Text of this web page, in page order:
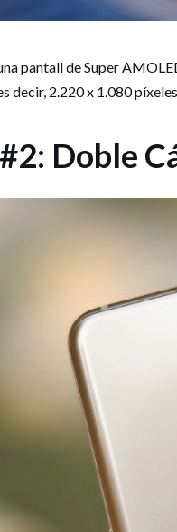
pantall de Super
decir, 2.220 x 1.080
Doble